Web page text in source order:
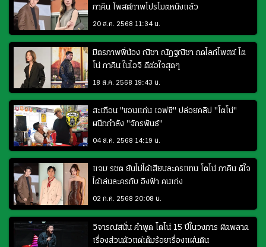
ภาคิน โพสต์ภาพโปรโมตหนังแล้ว
20 ส.ค. 2568 11:34 น.
มิตรภาพพี่น้อง ณิชา ณัฏฐณิชา กดไลก์โพสต์ โต
โน่ ภาคิน ในไอจี ดีต่อใจสุดๆ
18 ส.ค. 2568 19:43 น.
สะเทือน "ขอนแก่น เอฟซี" ปล่อยคลิป "โตโน่"
ผนึกกำลัง "จักรพันธ์"
04 ส.ค. 2568 14:19 น.
แจม รชต ยันไม่ได้เสียบละครแทน โตโน่ ภาคิน ดีใจ
ได้เล่นละครกับ อิงฟ้า คนเก่ง
02 ก.ค. 2568 20:08 น.
วิจารณ์สนั่น คำพูด โตโน่ 15 ปีในวงการ ผิดพลาด
เรื่องส่วนตัวแต่เต็มร้อยเรื่องแผ่นดิน